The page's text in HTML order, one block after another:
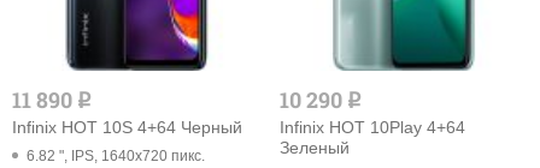
11 890 q
Infinix HOT 10S 4+64 Черный
6.82 ", IPS, 1640x720 пикс.
10 290 q
Infinix HOT 10Play 4+64
Зеленый